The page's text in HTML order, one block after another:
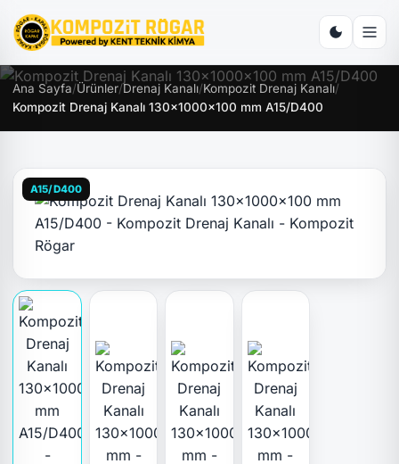
Ana Sayfa/Ürünler/Drenaj Kanalı/Kompozit Drenaj Kanalı/
Kompozit Drenaj Kanalı 130x1000x100 mm A15/D400
A15/D400